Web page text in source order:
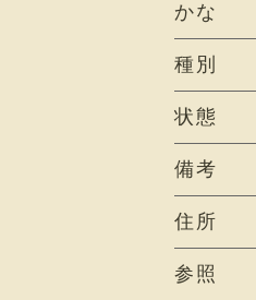
かな
種別
状態
備考
住所
参照